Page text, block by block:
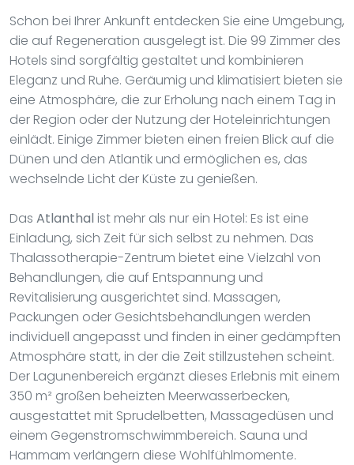
Schon bei Ihrer Ankunft entdecken Sie eine Umgebung,
die auf Regeneration ausgelegt ist. Die 99 Zimmer des
Hotels sind sorgfältig gestaltet und kombinieren
Eleganz und Ruhe. Geräumig und klimatisiert bieten sie
eine Atmosphäre, die zur Erholung nach einem Tag in
der Region oder der Nutzung der Hoteleinrichtungen
einlädt. Einige Zimmer bieten einen freien Blick auf die
Dünen und den Atlantik und ermöglichen es, das
wechselnde Licht der Küste zu genießen.
Das Atlanthal ist mehr als nur ein Hotel: Es ist eine
Einladung, sich Zeit für sich selbst zu nehmen. Das
Thalassotherapie-Zentrum bietet eine Vielzahl von
Behandlungen, die auf Entspannung und
Revitalisierung ausgerichtet sind. Massagen,
Packungen oder Gesichtsbehandlungen werden
individuell angepasst und finden in einer gedämpften
Atmosphäre statt, in der die Zeit stillzustehen scheint.
Der Lagunenbereich ergänzt dieses Erlebnis mit einem
350 m² großen beheizten Meerwasserbecken,
ausgestattet mit Sprudelbetten, Massagedüsen und
einem Gegenstromschwimmbereich. Sauna und
Hammam verlängern diese Wohlfühlmomente.